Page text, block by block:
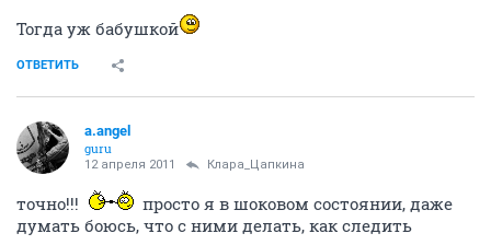
Тогда уж бабушкой
ОТВЕТИТЬ
a.angel
guru
12 апреля 2011 Клара_Цапкина
точно!!!
просто я в шоковом состоянии, даже
думать боюсь, что с ними делать, как следить